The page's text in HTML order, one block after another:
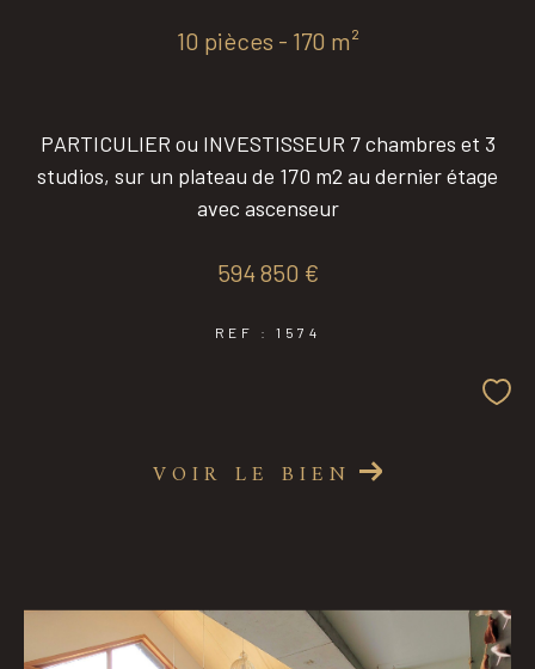
10 pièces - 170 m²
PARTICULIER ou INVESTISSEUR 7 chambres et 3
studios, sur un plateau de 170 m2 au dernier étage
avec ascenseur
594 850 €
REF : 1574
VOIR LE BIEN
Nouveautés
RECHERCHER